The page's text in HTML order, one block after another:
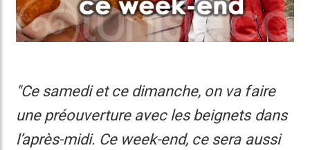
"Ce samedi et ce dimanche, on va faire
une préouverture avec les beignets dans
l’après-midi. Ce week-end, ce sera aussi